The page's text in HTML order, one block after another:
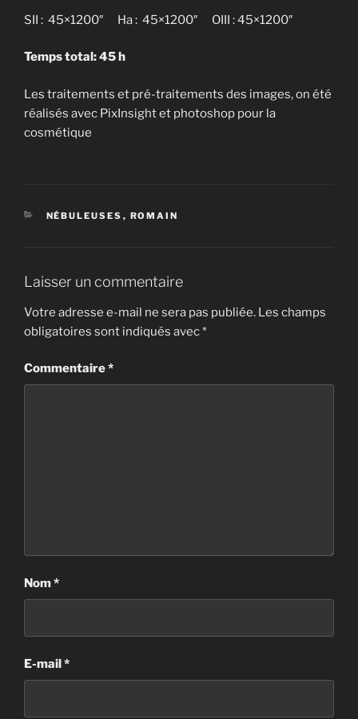
SII : 45×1200″ Ha : 45×1200″ OIII : 45×1200″
Temps total: 45 h
Les traitements et pré-traitements des images, on été
réalisés avec PixInsight et photoshop pour la
cosmétique
CATÉGORIES
NÉBULEUSES , ROMAIN
Laisser un commentaire
Votre adresse e-mail ne sera pas publiée. Les champs
obligatoires sont indiqués avec*
Commentaire*
Nom*
E-mail*